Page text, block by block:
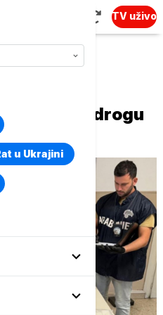
TV uživo
u Ukrajini
zaplenila drogu
evra